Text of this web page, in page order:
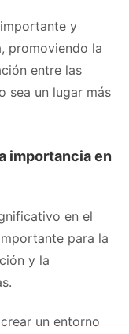
y
promoviendo la
entre las
sea un lugar más
importancia en
en el
para la
y la
un entorno